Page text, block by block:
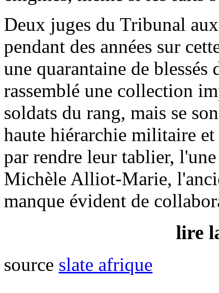
Deux juges du Tribunal
pendant des années sur
une quarantaine de
rassemblé une collection
soldats du rang, mais se
haute hiérarchie militaire
par rendre leur tablier,
Michèle Alliot-Marie,
manque évident de
lire
source slate afrique